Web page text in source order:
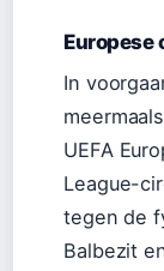
Europese
In
UEFA
League-
tegen de
Balbezit